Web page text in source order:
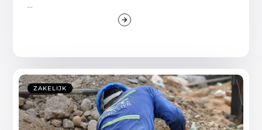
...
ZAKELIJK